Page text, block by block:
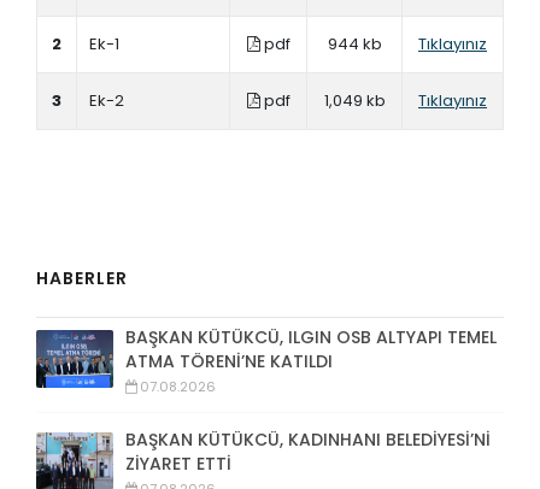
2 Ek-1 pdf 944 kb Tıklayınız
3 Ek-2 pdf 1,049 kb Tıklayınız
HABERLER
BAŞKAN KÜTÜKCÜ, ILGIN OSB ALTYAPI TEMEL
ATMA TÖRENİ’NE KATILDI
07.08.2026
BAŞKAN KÜTÜKCÜ, KADINHANI BELEDİYESİ’Nİ
ZİYARET ETTİ